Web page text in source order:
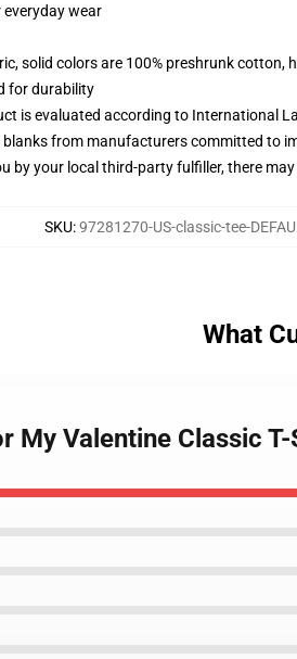
wear
solid colors are 100% preshrunk
for durability
is evaluated according to International
from manufacturers committed to
by your local third-party fulfiller, there
SKU:97281270-US-classic-tee-
What
My Valentine Classic